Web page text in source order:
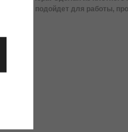
отлично подойдет для работы,